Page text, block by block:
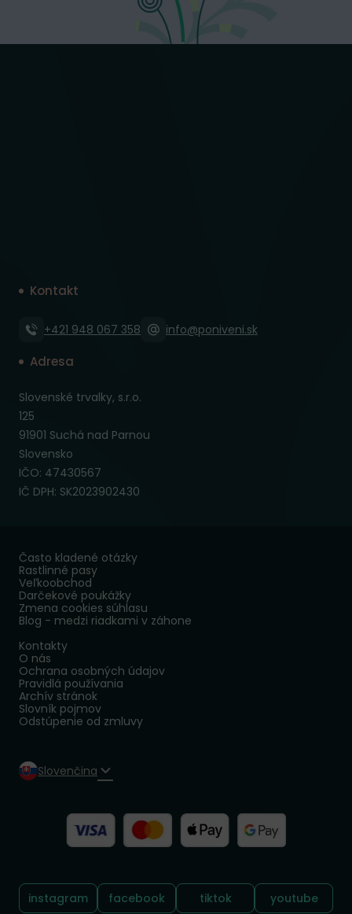
Kontakt
+421 948 067 358 info@poniveni.sk
Adresa
Slovenské trvalky, s.r.o.
125
91901 Suchá nad Parnou
Slovensko
IČO: 47430567
IČ DPH: SK2023902430
Často kladené otázky
Rastlinné pasy
Veľkoobchod
Darčekové poukážky
Zmena cookies súhlasu
Blog - medzi riadkami v záhone
Kontakty
O nás
Ochrana osobných údajov
Pravidlá používania
Archív stránok
Slovník pojmov
Odstúpenie od zmluvy
Slovenčina
Sledujte nás:
instagram facebook tiktok youtube